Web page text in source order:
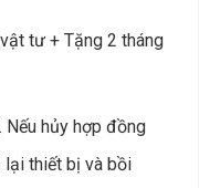
tư + Tặng 2 tháng
Nếu hủy hợp đồng
lại thiết bị và bồi